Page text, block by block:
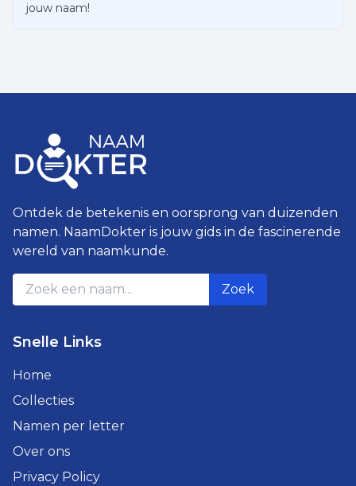
jouw naam!
Ontdek de betekenis en oorsprong van duizenden
namen. NaamDokter is jouw gids in de fascinerende
wereld van naamkunde.
Zoek
Snelle Links
Home
Collecties
Namen per letter
Over ons
Privacy Policy